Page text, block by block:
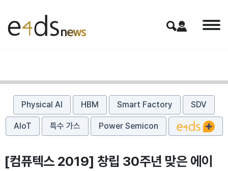
Physical AI HBM Smart Factory SDV
AIoT 특수 가스 Power Semicon
[컴퓨텍스 2019] 창립 30주년 맞은 에이